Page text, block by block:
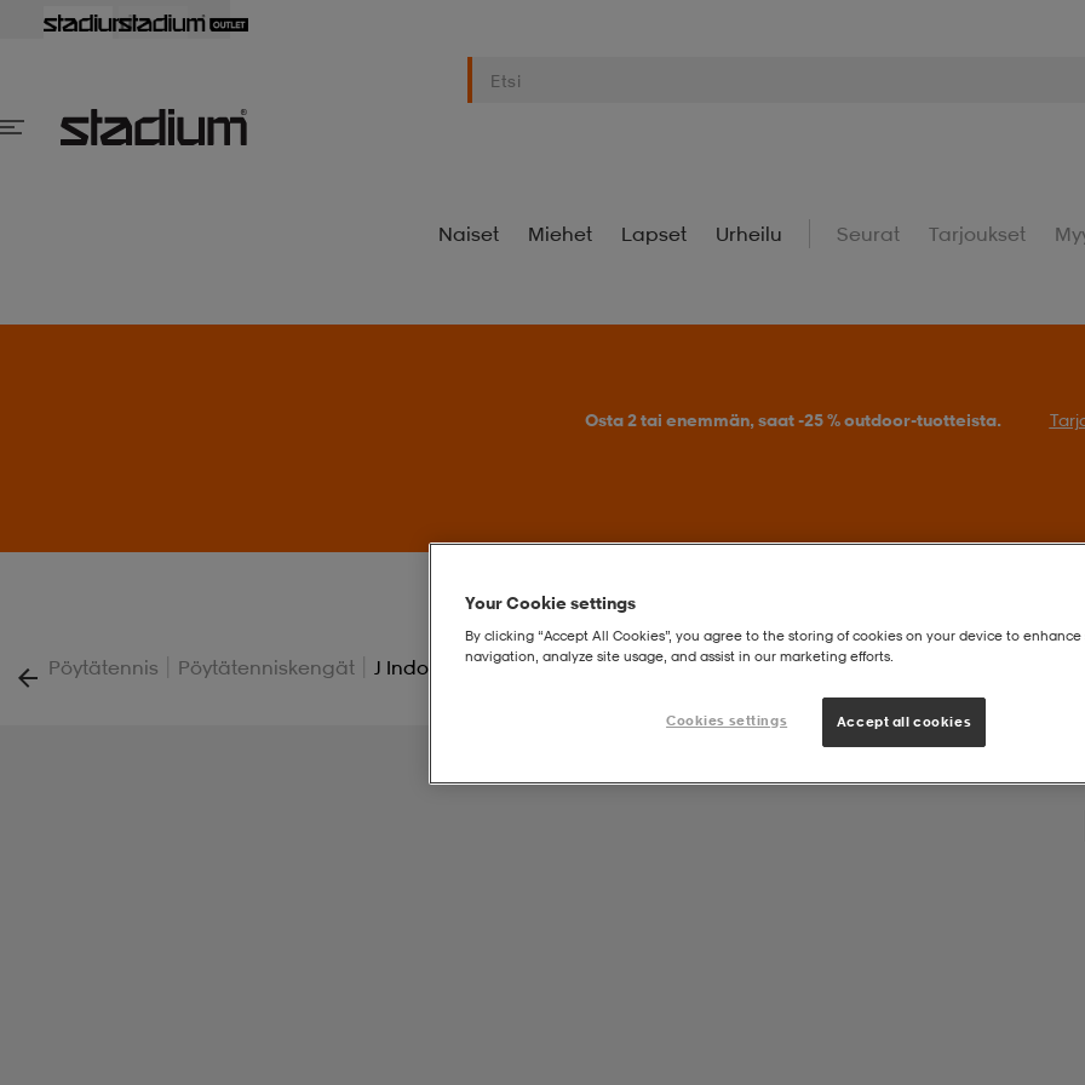
Naiset Miehet Lapset Urheilu Seurat Tarjoukset
Osta 2 tai enemmän, saat -25 % outdoor-tuotteista.
Pöytätennis | Pöytätenniskengät | J Indoor Court Velcro
Your Cookie settings
By clicking “Accept All Cookies”, you agree to the storing of cookies on your device to enhance
navigation, analyze site usage, and assist in our marketing efforts.
Cookies settings Accept all cookies